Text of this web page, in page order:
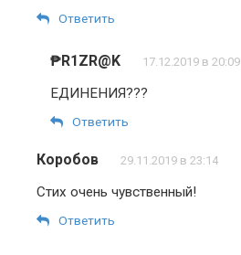
Ответить
₱R1ZR@K 17.12.2019 в 20:09
ЕДИНЕНИЯ???
Ответить
Коробов 29.11.2019 в 23:14
Стих очень чувственный!
Ответить